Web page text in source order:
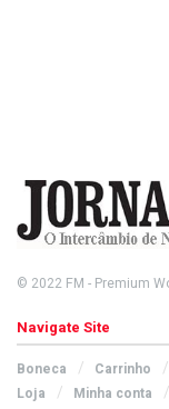
© 2022 FM - Premium
Navigate Site
Boneca Carrinho
Loja
Minha conta